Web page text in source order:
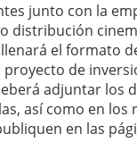
junto con la
distribución
el formato
de
adjuntar los
así como en los
en las